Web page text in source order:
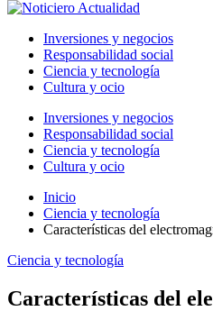
Inversiones y negocios
Responsabilidad social
Ciencia y tecnología
Cultura y ocio
Inversiones y negocios
Responsabilidad social
Ciencia y tecnología
Cultura y ocio
Inicio
Ciencia y tecnología
Características del
Ciencia y tecnología
Características del